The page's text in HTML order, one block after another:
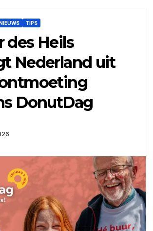
TIPS
des Heils
Nederland uit
DonutDag